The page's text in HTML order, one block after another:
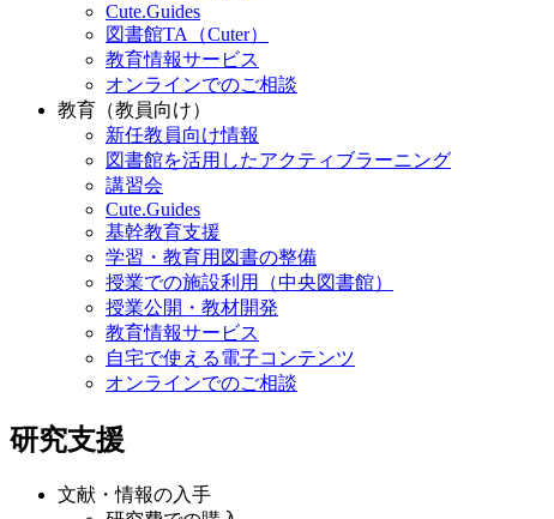
Cute.Guides
図書館TA（Cuter）
教育情報サービス
オンラインでのご相談
教育（教員向け）
新任教員向け情報
図書館を活用したアクティブラーニング
講習会
Cute.Guides
基幹教育支援
学習・教育用図書の整備
授業での施設利用（中央図書館）
授業公開・教材開発
教育情報サービス
自宅で使える電子コンテンツ
オンラインでのご相談
研究支援
文献・情報の入手